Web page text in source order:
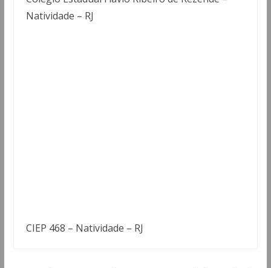
Natividade – RJ
CIEP 468 – Natividade – RJ